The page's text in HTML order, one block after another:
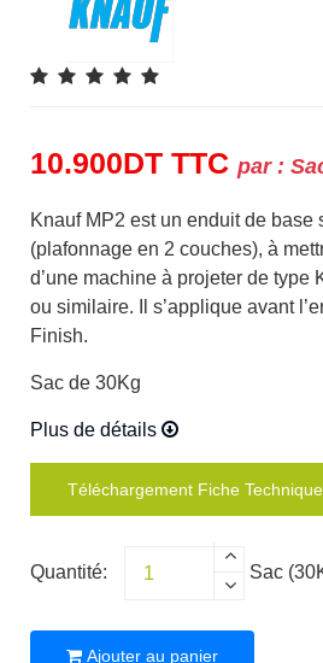
10.900DT TTC par :
Knauf MP2 est un enduit de base
(plafonnage en 2 couches), à
d’une machine à projeter de type
ou similaire. Il s’applique avant
Finish.
Sac de 30Kg
Plus de détails
Téléchargement Fiche Technique
Quantité: Sac
Ajouter au panier